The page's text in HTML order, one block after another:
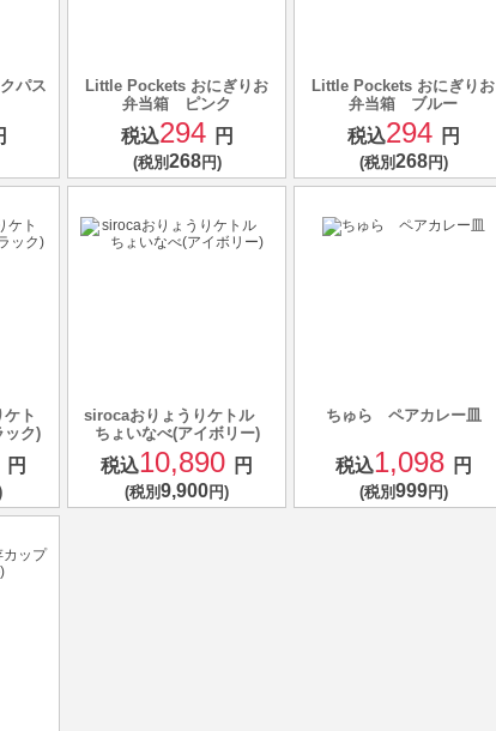
パス
Little Pockets おにぎりお
弁当箱 ピンク
税込294 円
(税別268円)
Little Pockets おにぎりお
弁当箱 ブルー
税込294 円
(税別268円)
ト
ク)
円
sirocaおりょうりケトル
ちょいなべ(アイボリー)
税込10,890 円
(税別 9,900円)
ちゅら ペアカレー皿
税込1,098 円
(税別999円)